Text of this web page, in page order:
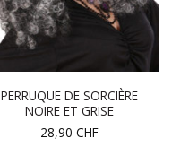
PERRUQUE DE SORCIÈRE
NOIRE ET GRISE
28,90 CHF